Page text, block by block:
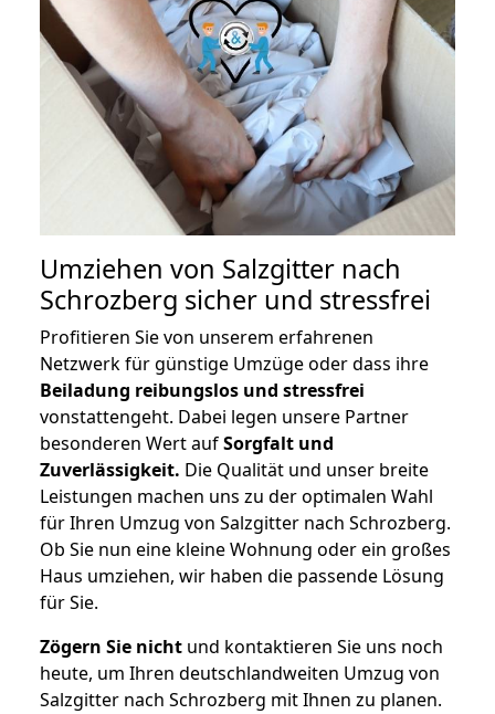
Umziehen von Salzgitter nach
Schrozberg sicher und stressfrei
Profitieren Sie von unserem erfahrenen
Netzwerk für günstige Umzüge oder dass ihre
Beiladung reibungslos und stressfrei
vonstattengeht. Dabei legen unsere Partner
besonderen Wert aufSorgfalt und
Zuverlässigkeit. Die Qualität und unser breite
Leistungen machen uns zu der optimalen Wahl
für Ihren Umzug von Salzgitter nach Schrozberg.
Ob Sie nun eine kleine Wohnung oder ein großes
Haus umziehen, wir haben die passende Lösung
für Sie.
Zögern Sie nicht und kontaktieren Sie uns noch
heute, um Ihren deutschlandweiten Umzug von
Salzgitter nach Schrozberg mit Ihnen zu planen.